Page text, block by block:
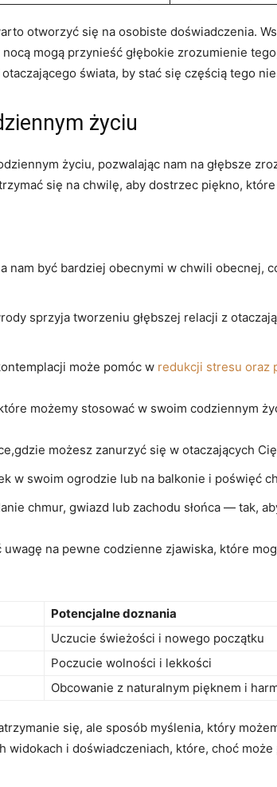
otworzyć się na osobiste ​doświadczenia.
mogą przynieść głębokie zrozumienie
świata, by stać się częścią⁤ tego
życiu
⁤życiu, pozwalając nam ⁣na głębsze
się na chwilę, aby dostrzec piękno,
nam być⁢ bardziej obecnymi w⁢ chwili obecnej,
sprzyja tworzeniu głębszej relacji z
może⁢ pomóc w redukcji stresu oraz
możemy stosować w swoim⁢ codziennym
‌możesz zanurzyć się w otaczających
⁤w swoim ogrodzie lub na balkonie i ​poświęć
chmur, gwiazd lub zachodu słońca — tak,
na pewne⁢ codzienne‌ zjawiska,⁢ które
Potencjalne doznania
Uczucie świeżości i ⁤nowego początku
Poczucie wolności i lekkości
Obcowanie z naturalnym‌ pięknem ⁢i
się, ale sposób myślenia, który
i doświadczeniach, które, ⁤choć